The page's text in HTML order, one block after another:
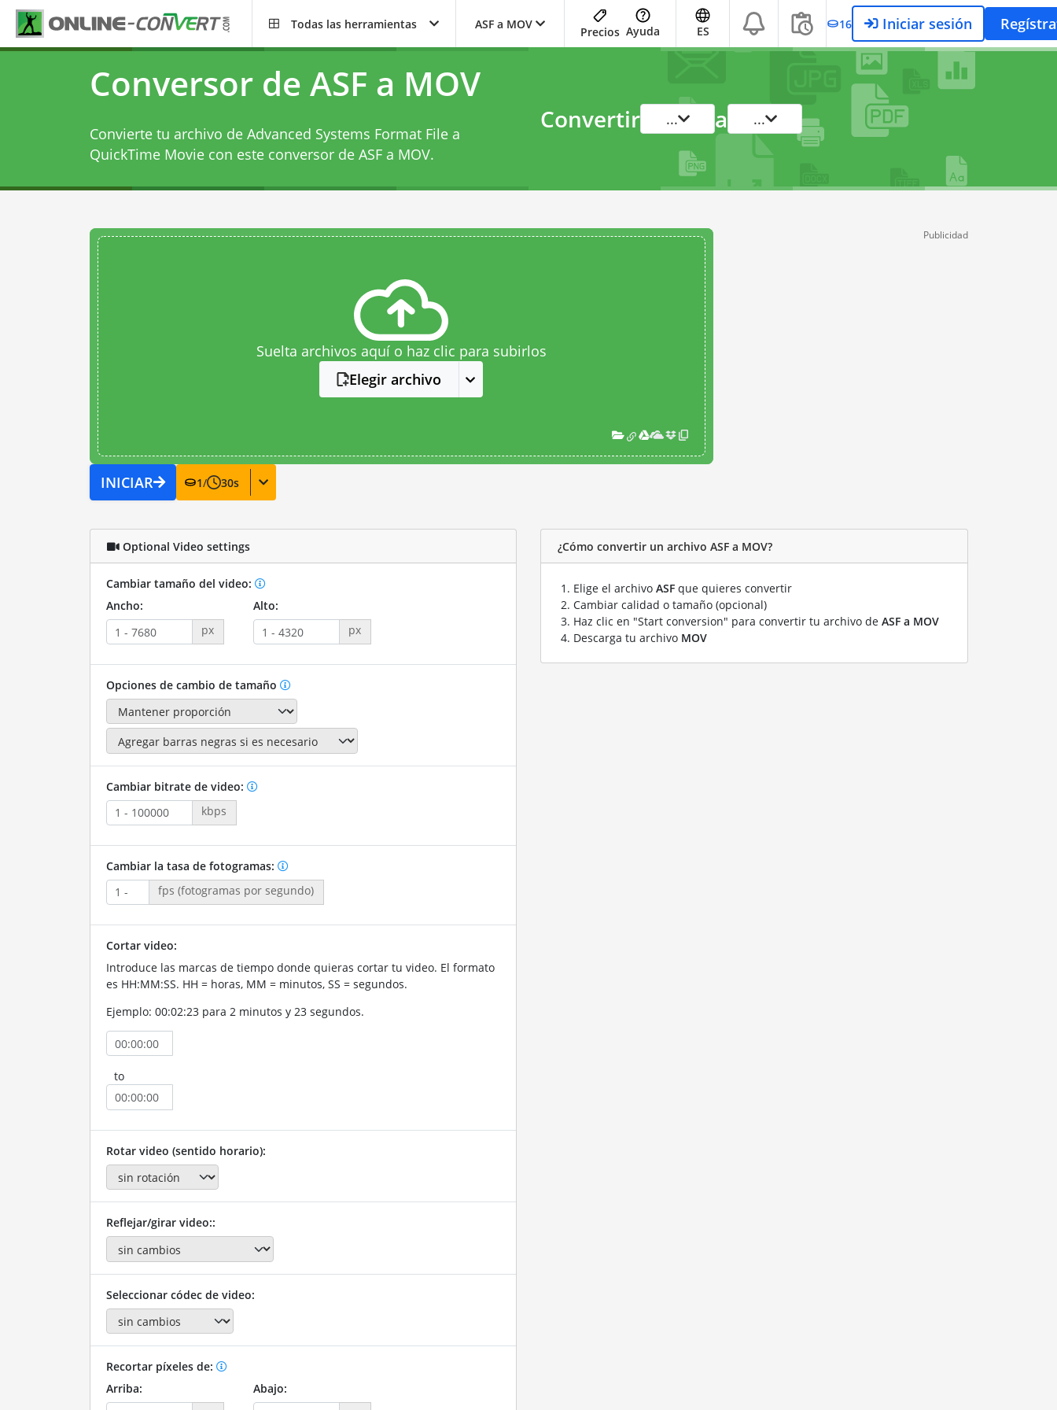
Todas las herramientas ASF a MOV
Precios Ayuda ES 16 Iniciar sesión
Conversor de ASF a MOV
Convierte tu archivo de Advanced Systems Format File a
QuickTime Movie con este conversor de ASF a MOV.
Convertir ... a ...
Suelta archivos aquí o haz clic para subirlos
Elegir archivo
INICIAR 1/ 30s
Publicidad
Optional Video settings
Cambiar tamaño del video:
Ancho:
px
Alto:
px
Opciones de cambio de tamaño
Cambiar bitrate de video:
kbps
Cambiar la tasa de fotogramas:
fps (fotogramas por segundo)
Cortar video:
Introduce las marcas de tiempo donde quieras cortar tu video. El formato
es HH:MM:SS. HH = horas, MM = minutos, SS = segundos.
Ejemplo: 00:02:23 para 2 minutos y 23 segundos.
to
Rotar video (sentido horario):
Reflejar/girar video::
Seleccionar códec de video:
Recortar píxeles de:
Arriba:
Abajo:
¿Cómo convertir un archivo ASF a MOV?
Elige el archivo ASF que quieres convertir
Cambiar calidad o tamaño (opcional)
Haz clic en "Start conversion" para convertir tu archivo de ASF a MOV
Descarga tu archivo MOV